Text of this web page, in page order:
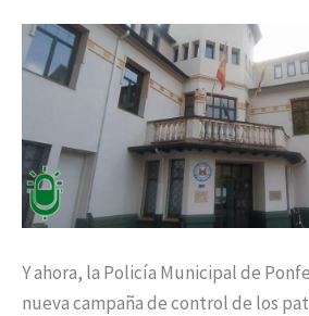
Y ahora, la Policía Municipal de
nueva campaña de control de los